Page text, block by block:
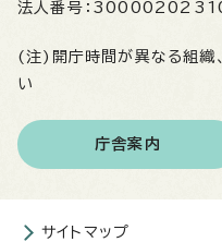
法人番号：
(注)開庁時間が異なる組織
い
庁舎案内
サイトマップ